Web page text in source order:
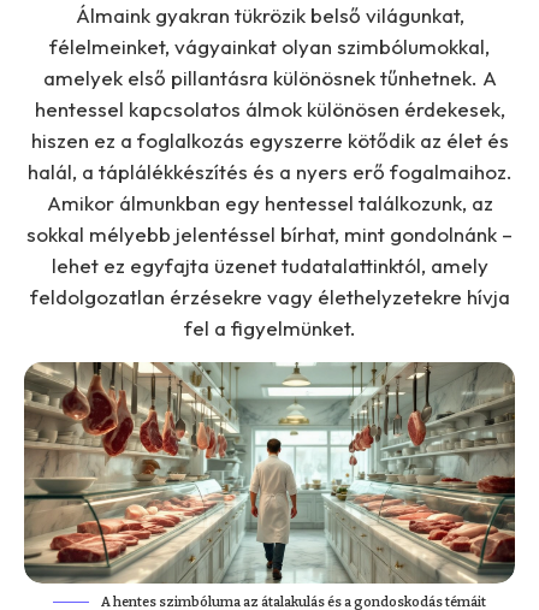
Álmaink gyakran tükrözik belső világunkat,
félelmeinket, vágyainkat olyan szimbólumokkal,
amelyek első pillantásra különösnek tűnhetnek. A
hentessel kapcsolatos álmok különösen érdekesek,
hiszen ez a foglalkozás egyszerre kötődik az élet és
halál, a táplálékkészítés és a nyers erő fogalmaihoz.
Amikor álmunkban egy hentessel találkozunk, az
sokkal mélyebb jelentéssel bírhat, mint gondolnánk –
lehet ez egyfajta üzenet tudatalattinktól, amely
feldolgozatlan érzésekre vagy élethelyzetekre hívja
fel a figyelmünket.
A hentes szimbóluma az átalakulás és a gondoskodás témáit